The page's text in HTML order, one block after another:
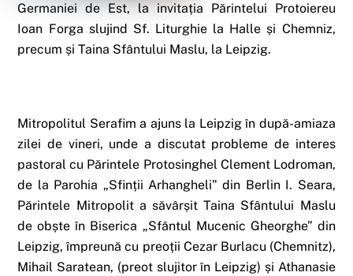
Germaniei de Est, la invitația Părintelui Protoiereu
Ioan Forga slujind Sf. Liturghie la Halle și Chemniz,
precum și Taina Sfântului Maslu, la Leipzig.
Mitropolitul Serafim a ajuns la Leipzig în după-amiaza
zilei de vineri, unde a discutat probleme de interes
pastoral cu Părintele Protosinghel Clement Lodroman,
de la Parohia „Sfinții Arhangheli” din Berlin I. Seara,
Părintele Mitropolit a săvârșit Taina Sfântului Maslu
de obște în Biserica „Sfântul Mucenic Gheorghe” din
Leipzig, împreună cu preoții Cezar Burlacu (Chemnitz),
Mihail Saratean, (preot slujitor în Leipzig) și Athanasie